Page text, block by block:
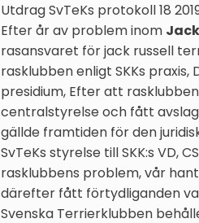
Utdrag SvTeKs protokoll 18
Efter år av problem inom
rasansvaret för jack russell
rasklubben enligt SKKs praxis,
presidium, Efter att
centralstyrelse och fått
gällde framtiden för den
SvTeKs styrelse till SKK:s VD,
rasklubbens problem, vår
därefter fått förtydliganden
Svenska Terrierklubben